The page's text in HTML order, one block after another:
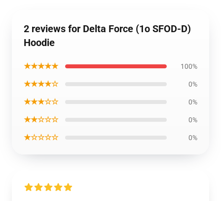
2 reviews for Delta Force (1o SFOD-D)
Hoodie
★★★★★ 100%
★★★★☆ 0%
★★★☆☆ 0%
★★☆☆☆ 0%
★☆☆☆☆ 0%